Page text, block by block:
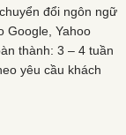
đổi ngôn ngữ
Google, Yahoo
thành: 3 – 4 tuần
yêu cầu khách